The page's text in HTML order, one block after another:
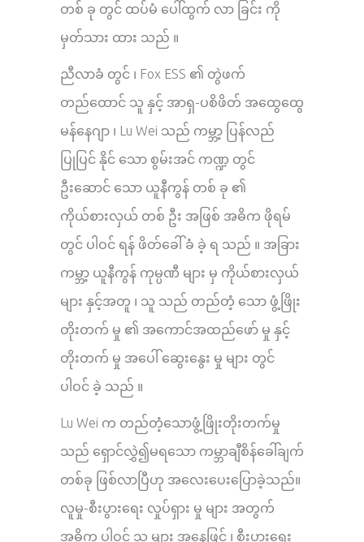
တစ် ခု တွင် ထပ်မံ ပေါ်ထွက် လာ ခြင်း ကို
မှတ်သား ထား သည် ။
ညီလာခံ တွင် ၊ Fox ESS ၏ တွဲဖက်
တည်ထောင် သူ နှင့် အာရှ-ပစိဖိတ် အထွေထွေ
မန်နေဂျာ ၊ Lu Wei သည် ကမ္ဘာ့ ပြန်လည်
ပြုပြင် နိုင် သော စွမ်းအင် ကဏ္ဍ တွင်
ဦးဆောင် သော ယူနီကွန် တစ် ခု ၏
ကိုယ်စားလှယ် တစ် ဦး အဖြစ် အဓိက ဖိုရမ်
တွင် ပါဝင် ရန် ဖိတ်ခေါ် ခံ ခဲ့ ရ သည် ။ အခြား
ကမ္ဘာ့ ယူနီကွန် ကုမ္ပဏီ များ မှ ကိုယ်စားလှယ်
များ နှင့်အတူ ၊ သူ သည် တည်တံ့ သော ဖွံ့ဖြိုး
တိုးတက် မှု ၏ အကောင်အထည်ဖော် မှု နှင့်
တိုးတက် မှု အပေါ် ဆွေးနွေး မှု များ တွင်
ပါဝင် ခဲ့ သည် ။
Lu Wei က တည်တံ့သောဖွံ့ဖြိုးတိုးတက်မှု
သည် ရှောင်လွှဲ၍မရသော ကမ္ဘာချီစိန်ခေါ်ချက်
တစ်ခု ဖြစ်လာပြီဟု အလေးပေးပြောခဲ့သည်။
လူမှု-စီးပွားရေး လှုပ်ရှား မှု များ အတွက်
အဓိက ပါဝင် သူ များ အနေဖြင့် ၊ စီးပွားရေး